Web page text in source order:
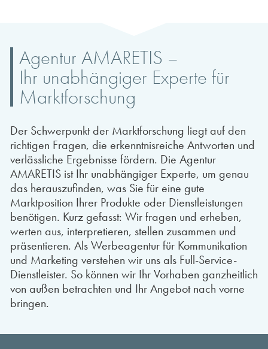
Agentur AMARETIS –
Ihr unabhängiger Experte für
Marktforschung
Der Schwerpunkt der Marktforschung liegt auf den
richtigen Fragen, die erkenntnisreiche Antworten und
verlässliche Ergebnisse fördern. Die Agentur
AMARETIS ist Ihr unabhängiger Experte, um genau
das herauszufinden, was Sie für eine gute
Marktposition Ihrer Produkte oder Dienstleistungen
benötigen. Kurz gefasst: Wir fragen und erheben,
werten aus, interpretieren, stellen zusammen und
präsentieren. Als Werbeagentur für Kommunikation
und Marketing verstehen wir uns als Full-Service-
Dienstleister. So können wir Ihr Vorhaben ganzheitlich
von außen betrachten und Ihr Angebot nach vorne
bringen.